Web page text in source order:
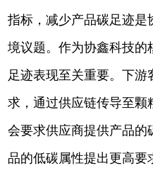
指标，减少产品碳足迹是
境议题。作为协鑫科技的
足迹表现至关重要。下
求，通过供应链传导至颗
会要求供应商提供产品
品的低碳属性提出更高要